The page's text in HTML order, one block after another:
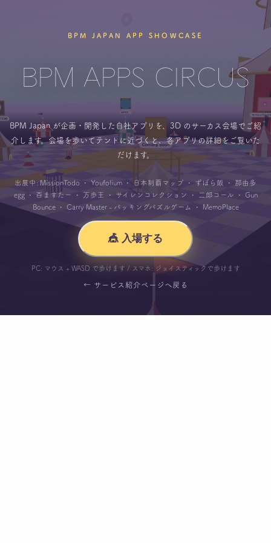
BPM JAPAN APP SHOWCASE
BPM APPS CIRCUS
BPM Japan が企画・開発した自社アプリを、3D のサーカス会場でご紹
介します。会場を歩いてテントに近づくと、各アプリの詳細をご覧いた
だけます。
出展中: MissionTodo ・ Youfolium ・ 日本制覇マップ ・ ずぼら飯 ・ 那由多
egg ・ 百ますたー ・ 万歩王 ・ サイレンコレクション ・ 二郎コール ・ Gun
Bounce ・ Carry Master - パッキングパズルゲーム ・ MemoPlace
🎪 入場する
PC: マウス + WASD で歩けます / スマホ: ジョイスティックで歩けます
← サービス紹介ページへ戻る